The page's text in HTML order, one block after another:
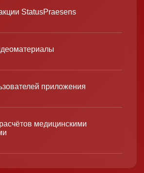
StatusPraesens
приложения
медицинскими